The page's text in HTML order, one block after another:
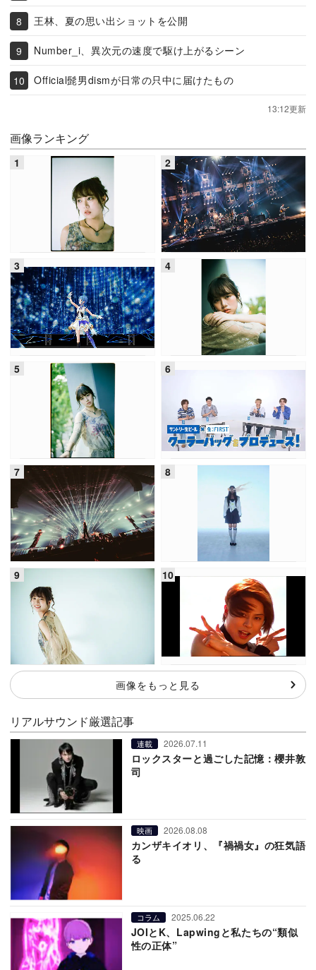
王林、夏の思い出ショットを公開
Number_i、異次元の速度で駆け上がるシーン
Official髭男dismが日常の只中に届けたもの
13:12更新
画像ランキング
画像をもっと見る
リアルサウンド厳選記事
連載 2026.07.11
ロックスターと過ごした記憶：櫻井敦
司
映画 2026.08.08
カンザキイオリ、『禍禍女』の狂気語
る
コラム 2025.06.22
JOIとK、Lapwingと私たちの“類似
性の正体”